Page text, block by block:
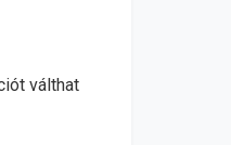
válthat